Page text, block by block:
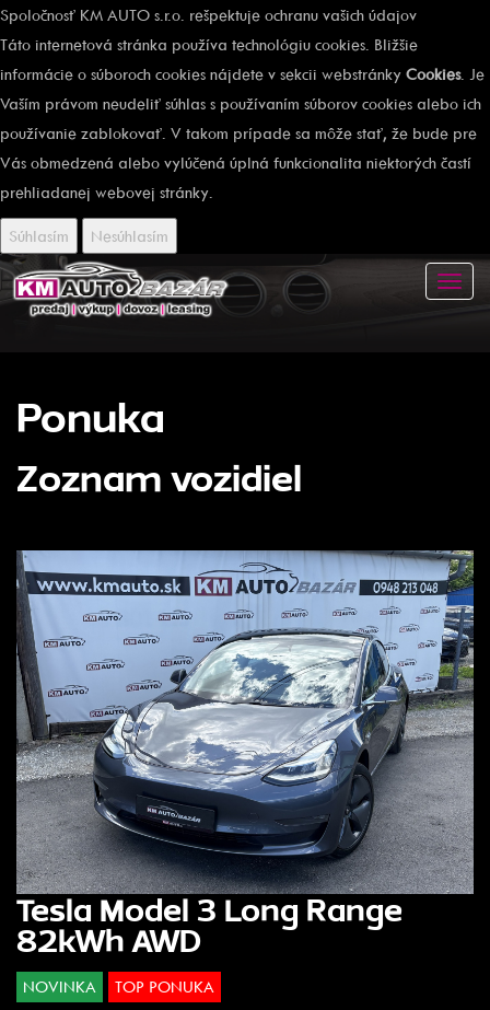
Spoločnosť KM AUTO s.r.o. rešpektuje ochranu vašich údajov
Táto internetová stránka používa technológiu cookies. Bližšie
informácie o súboroch cookies nájdete v sekcii webstránky Cookies. Je
Vaším právom neudeliť súhlas s používaním súborov cookies alebo ich
používanie zablokovať. V takom prípade sa môže stať, že bude pre
Vás obmedzená alebo vylúčená úplná funkcionalita niektorých častí
prehliadanej webovej stránky.
Súhlasím Nesúhlasím
Ponuka
Zoznam vozidiel
Tesla Model 3 Long Range
82kWh AWD
NOVINKA TOP PONUKA